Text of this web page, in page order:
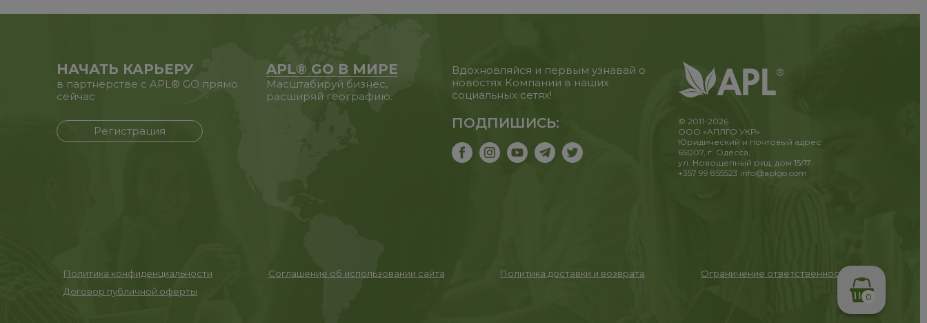
НАЧАТЬ КАРЬЕРУ
в партнерстве с APL® GO прямо
сейчас
Регистрация
APL® GO В МИРЕ
Масштабируй бизнес,
расширяй географию.
Вдохновляйся и первым узнавай о
новостях Компании в наших
социальных сетях!
ПОДПИШИСЬ:
© 2011-2026
ООО «АПЛГО УКР»
Юридический и почтовый адрес:
65007, г. Одесса,
ул. Новощепный ряд, дом 15/17
+357 99 855523 info@aplgo.com
Политика конфиденциальности Соглашение об использовании сайта Политика доставки и возврата
Ограничение ответственности
Договор публичной оферты
0